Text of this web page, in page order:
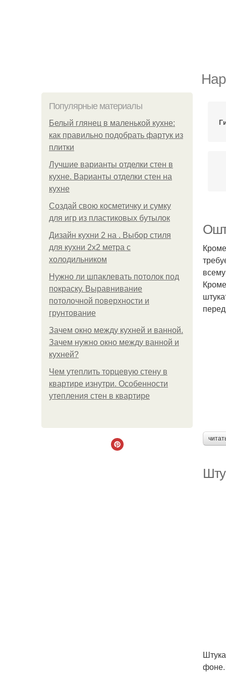
Популярные материалы
Белый глянец в маленькой кухне:
как правильно подобрать фартук из
плитки
Лучшие варианты отделки стен в
кухне. Варианты отделки стен на
кухне
Создай свою косметичку и сумку
для игр из пластиковых бутылок
Дизайн кухни 2 на . Выбор стиля
для кухни 2х2 метра с
холодильником
Нужно ли шпаклевать потолок под
покраску. Выравнивание
потолочной поверхности и
грунтование
Зачем окно между кухней и ванной.
Зачем нужно окно между ванной и
кухней?
Чем утеплить торцевую стену в
квартире изнутри. Особенности
утепления стен в квартире